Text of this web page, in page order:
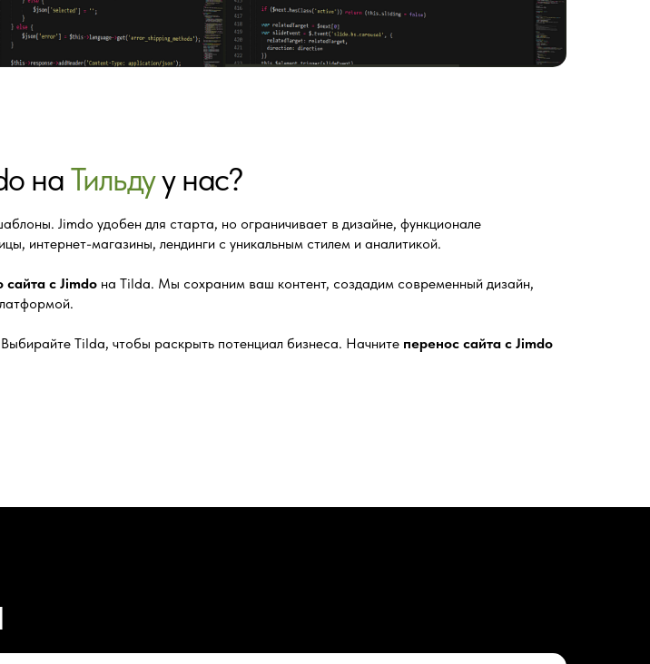
наТильдуу нас?
Jimdo удобен для старта, но ограничивает в дизайне, функционале
интернет-магазины, лендинги с уникальным стилем и аналитикой.
сайта с Jimdo на Tilda. Мы сохраним ваш контент, создадим современный дизайн,
Tilda, чтобы раскрыть потенциал бизнеса. Начните перенос сайта с Jimdo